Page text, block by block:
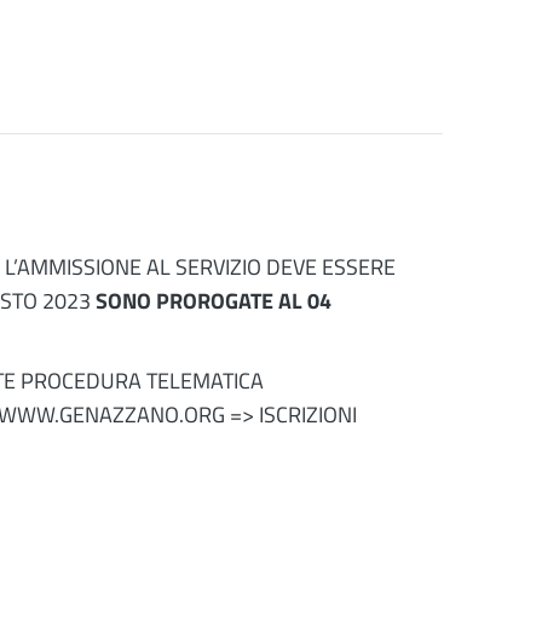
AL SERVIZIO DEVE ESSERE
2023SONO PROROGATE AL 04
PROCEDURA TELEMATICA
=> ISCRIZIONI